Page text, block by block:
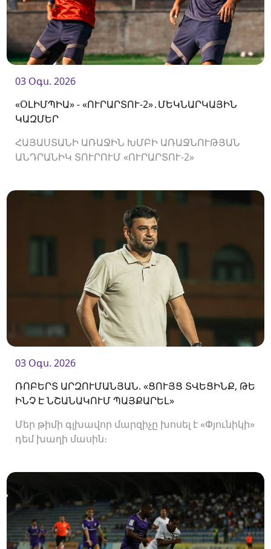
03 Օգս. 2026
«ՕԼԻՄՊԻԱ» - «ՈՒՐԱՐՏՈՒ-2»․ՄԵԿՆԱՐԿԱՅԻՆ
ԿԱԶՄԵՐ
ՀԱՅԱՍՏԱՆԻ ԱՌԱՋԻՆ ԽՄԲԻ ԱՌԱՋՆՈՒԹՅԱՆ
ԱՆԴՐԱՆԻԿ ՏՈՒՐՈՒՄ «ՈՒՐԱՐՏՈՒ-2»
03 Օգս. 2026
ՌՈԲԵՐՏ ԱՐԶՈՒՄԱՆՅԱՆ. «ՑՈՒՅՑ ՏՎԵՑԻՆՔ, ԹԵ
ԻՆՉ Է ՆՇԱՆԱԿՈՒՄ ՊԱՅՔԱՐԵԼ»
Մեր թիմի գլխավոր մարզիչը խոսել է «Փյունիկի»
դեմ խաղի մասին։